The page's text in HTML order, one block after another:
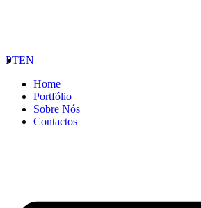
PTEN
Home
Portfólio
Sobre Nós
Contactos